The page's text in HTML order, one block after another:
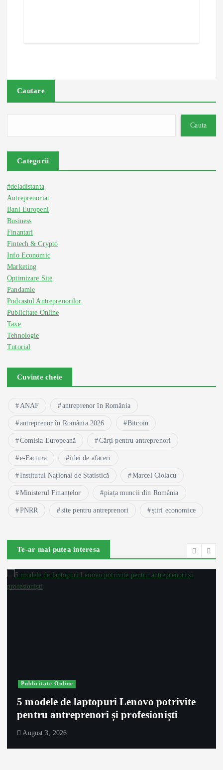
Cautare
Cauta
Categorii
#deladistanta
Antreprenoriat
Bani Europeni
Business
Finantari
Fintech & Crypto
Info Economic
Marketing
Optimizare Site
Pandamie
Podcastul Antreprenorilor
Publicitate Online
Taxe
Tehnologie
Tutorial
Cuvinte cheie
ANAF antreprenor în România
antreprenor în România 2026 Bitcoin
Comisia Europeană Cărți pentru antreprenori
e-Factura idei de afaceri
Institutul Național de Statistică Marcel Ciolacu
Ministerul Finanțelor piața muncii din România
PNRR site pentru antreprenori știri economice
Te-ar mai putea interesa
Publicitate Online
5 modele de laptopuri Lenovo potrivite
pentru antreprenori și profesioniști
August 3, 2026